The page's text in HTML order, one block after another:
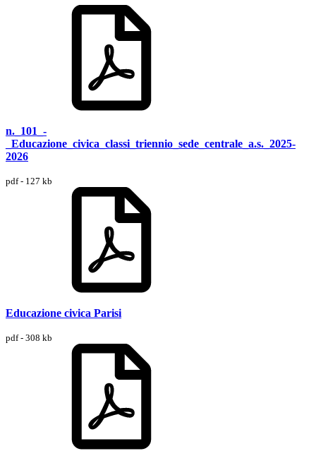
n._101_-
_Educazione_civica_classi_triennio_sede_centrale_a.s._2025-
2026
pdf - 127 kb
Educazione civica Parisi
pdf - 308 kb